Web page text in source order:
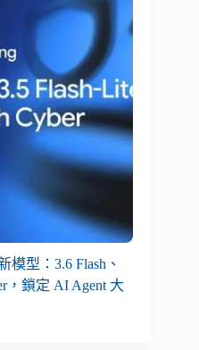
模型：3.6 Flash、
，鎖定 AI Agent 大